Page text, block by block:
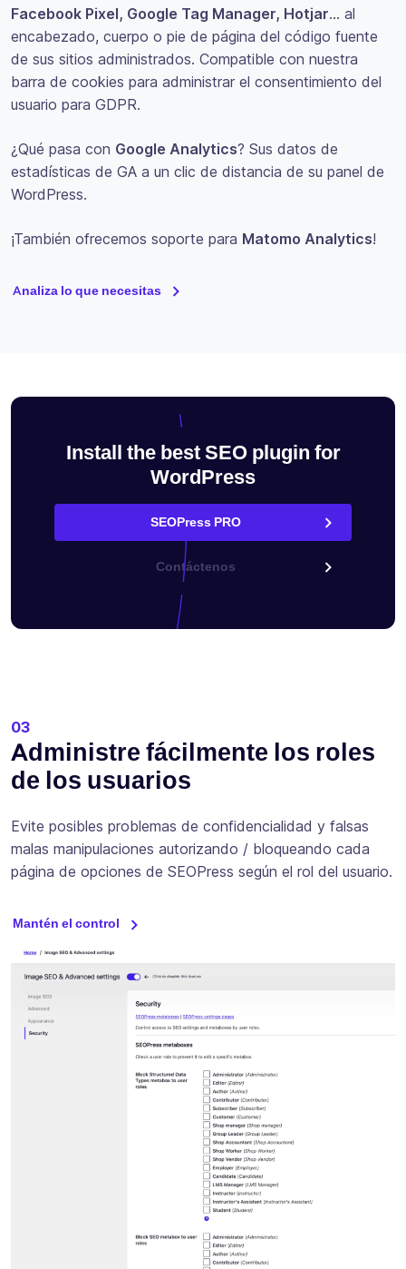
Facebook Pixel, Google Tag Manager, Hotjar… al
encabezado, cuerpo o pie de página del código fuente
de sus sitios administrados. Compatible con nuestra
barra de cookies para administrar el consentimiento del
usuario para GDPR.
¿Qué pasa con Google Analytics? Sus datos de
estadísticas de GA a un clic de distancia de su panel de
WordPress.
¡También ofrecemos soporte para Matomo Analytics!
Analiza lo que necesitas
Install the best SEO plugin for
WordPress
SEOPress PRO
Contáctenos
03
Administre fácilmente los roles
de los usuarios
Evite posibles problemas de confidencialidad y falsas
malas manipulaciones autorizando / bloqueando cada
página de opciones de SEOPress según el rol del usuario.
Mantén el control